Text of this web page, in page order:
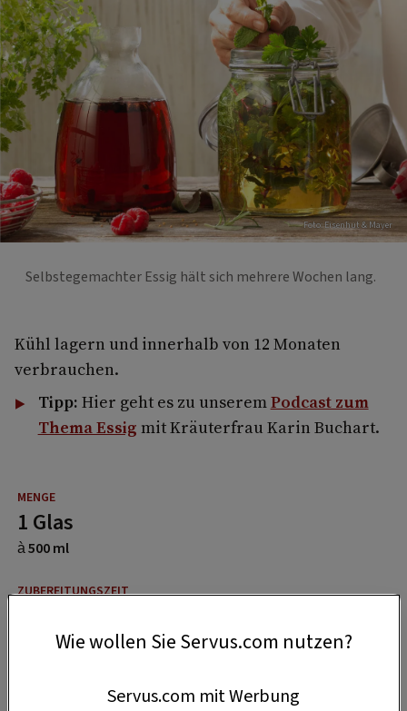
Foto: Eisenhut & Mayer
Selbstegemachter Essig hält sich mehrere Wochen lang.
Kühl lagern und innerhalb von 12 Monaten
verbrauchen.
Tipp: Hier geht es zu unseremPodcast zum
Thema Essig mit Kräuterfrau Karin Buchart.
1 Glas
à 500 ml
20 Minuten
Wie wollen Sie Servus.com nutzen?
Servus.com mit Werbung